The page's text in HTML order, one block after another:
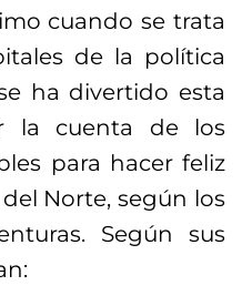
cuando se trata
de la política
ha divertido esta
la cuenta de los
para hacer feliz
Norte, según los
Según sus